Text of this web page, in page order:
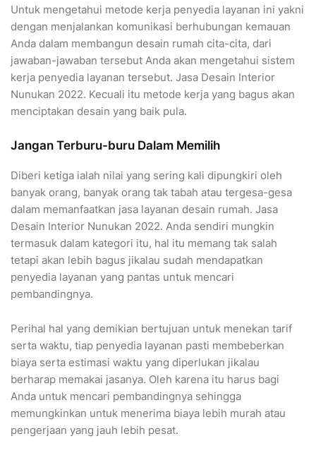
Untuk mengetahui metode kerja penyedia layanan ini yakni
dengan menjalankan komunikasi berhubungan kemauan
Anda dalam membangun desain rumah cita-cita, dari
jawaban-jawaban tersebut Anda akan mengetahui sistem
kerja penyedia layanan tersebut. Jasa Desain Interior
Nunukan 2022. Kecuali itu metode kerja yang bagus akan
menciptakan desain yang baik pula.
Jangan Terburu-buru Dalam Memilih
Diberi ketiga ialah nilai yang sering kali dipungkiri oleh
banyak orang, banyak orang tak tabah atau tergesa-gesa
dalam memanfaatkan jasa layanan desain rumah. Jasa
Desain Interior Nunukan 2022. Anda sendiri mungkin
termasuk dalam kategori itu, hal itu memang tak salah
tetapi akan lebih bagus jikalau sudah mendapatkan
penyedia layanan yang pantas untuk mencari
pembandingnya.
Perihal hal yang demikian bertujuan untuk menekan tarif
serta waktu, tiap penyedia layanan pasti membeberkan
biaya serta estimasi waktu yang diperlukan jikalau
berharap memakai jasanya. Oleh karena itu harus bagi
Anda untuk mencari pembandingnya sehingga
memungkinkan untuk menerima biaya lebih murah atau
pengerjaan yang jauh lebih pesat.